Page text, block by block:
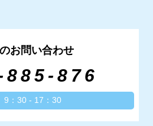
お問い合わせ
885-876
：30 - 17：30